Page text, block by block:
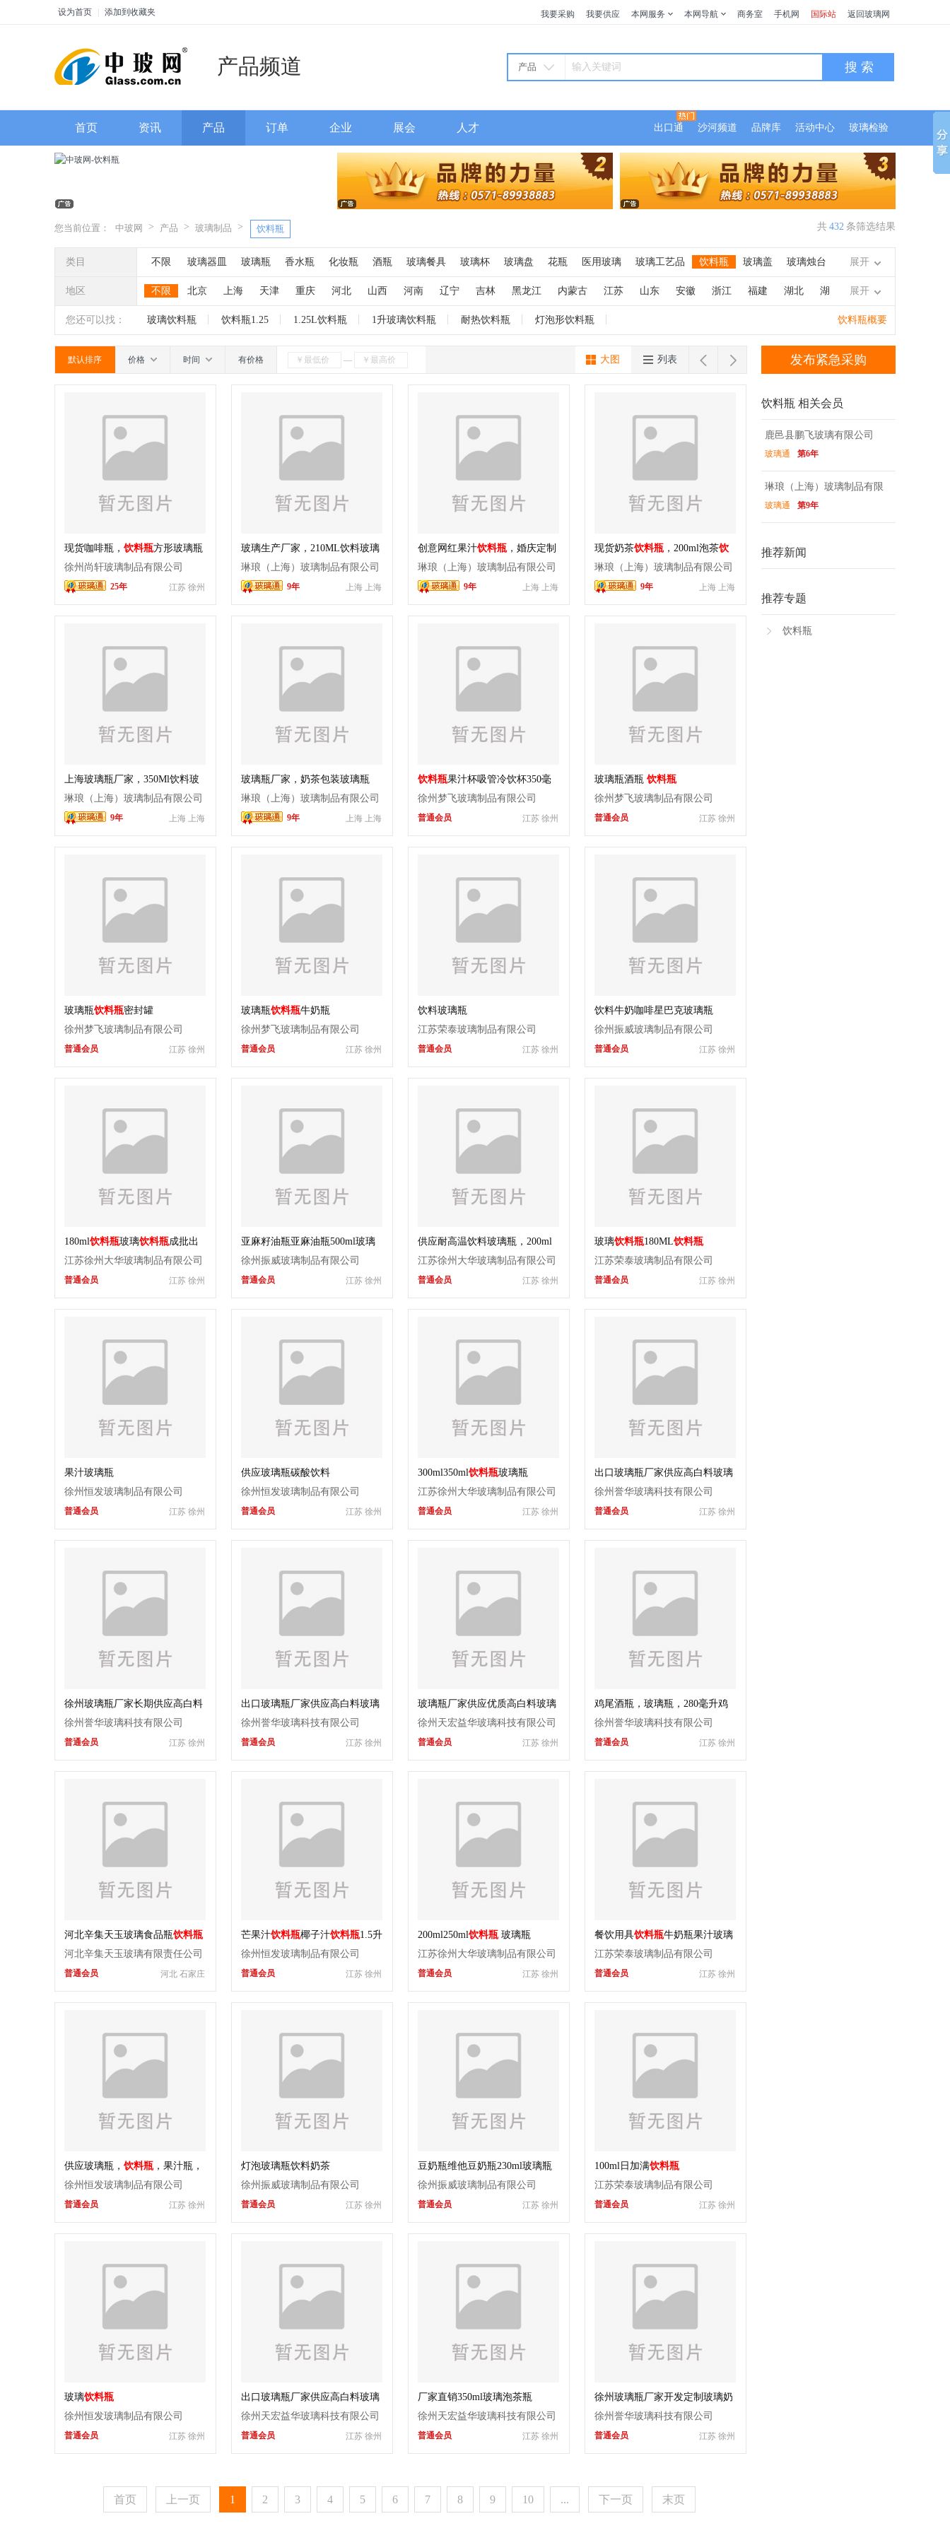
设为首页 添加到收藏夹 我要采购 我要供应 本网服务 本网导航 商务室 手机网 国际站 返回玻璃网
产品频道 产品 搜 索
首页 资讯 产品 订单 企业 展会 人才 出口通 沙河频道 品牌库 活动中心 玻璃检验
您当前位置： 中玻网 > 产品 > 玻璃制品 > 饮料瓶 共 432 条筛选结果
类目 不限 玻璃器皿 玻璃瓶 香水瓶 化妆瓶 酒瓶 玻璃餐具 玻璃杯 玻璃盘 花瓶 医用玻璃 玻璃工艺品 饮料瓶 玻璃盖 玻璃烛台
玻璃灯罩 玻璃管 玻璃灯具 玻璃制品 玻璃棒 玻璃烟灰缸 玻璃茶壶 输液瓶 药用器皿 酱菜瓶 玻璃罐 乳白瓶 杀菌玻璃 玻璃球
玻璃珠 圣诞挂件 水晶挂件 玻璃饰品 玻璃钻石 玻璃毛细管 玻璃瓶输液瓶 日用玻璃
展开
地区 不限 北京 上海 天津 重庆 河北 山西 河南 辽宁 吉林 黑龙江 内蒙古 江苏 山东 安徽 浙江 福建 湖北 湖
南 广东 广西 江西 四川 海南 云南 西藏 陕西 甘肃 青海 宁夏
展开
您还可以找： 玻璃饮料瓶 饮料瓶1.25 1.25L饮料瓶 1升玻璃饮料瓶 耐热饮料瓶 灯泡形饮料瓶 饮料瓶概要
默认排序 价格 时间 有价格 —  
大图 列表
现货咖啡瓶， 饮料瓶方形玻璃瓶
徐州尚轩玻璃制品有限公司
江苏 徐州
25年
玻璃生产厂家，210ML饮料玻璃
瓶
琳琅（上海）玻璃制品有限公司
上海 上海
9年
创意网红果汁饮料瓶 ，婚庆定制
饮料瓶 ，图案印刷饮料瓶
琳琅（上海）玻璃制品有限公司
上海 上海
9年
现货奶茶饮料瓶 ，200ml泡茶饮
料瓶 ，网红 饮料瓶
琳琅（上海）玻璃制品有限公司
上海 上海
9年
上海玻璃瓶厂家，350Ml饮料玻
璃瓶
琳琅（上海）玻璃制品有限公司
上海 上海
9年
玻璃瓶厂家，奶茶包装玻璃瓶
琳琅（上海）玻璃制品有限公司
上海 上海
9年
饮料瓶果汁杯吸管冷饮杯350毫
升竹节杯
徐州梦飞玻璃制品有限公司
江苏 徐州
普通会员
玻璃瓶酒瓶 饮料瓶
徐州梦飞玻璃制品有限公司
江苏 徐州
普通会员
玻璃瓶饮料瓶密封罐
徐州梦飞玻璃制品有限公司
江苏 徐州
普通会员
玻璃瓶饮料瓶牛奶瓶
徐州梦飞玻璃制品有限公司
江苏 徐州
普通会员
饮料玻璃瓶
江苏荣泰玻璃制品有限公司
江苏 徐州
普通会员
饮料牛奶咖啡星巴克玻璃瓶
徐州振威玻璃制品有限公司
江苏 徐州
普通会员
180ml饮料瓶玻璃饮料瓶成批出
售
江苏徐州大华玻璃制品有限公司
江苏 徐州
普通会员
亚麻籽油瓶亚麻油瓶500ml玻璃
瓶
徐州振威玻璃制品有限公司
江苏 徐州
普通会员
供应耐高温饮料玻璃瓶，200ml
饮料瓶，180ml饮料瓶，果汁玻
璃瓶，果汁瓶，果汁瓶成批出
江苏徐州大华玻璃制品有限公司
江苏 徐州
普通会员
玻璃饮料瓶180ML饮料瓶
江苏荣泰玻璃制品有限公司
江苏 徐州
普通会员
果汁玻璃瓶
徐州恒发玻璃制品有限公司
江苏 徐州
普通会员
供应玻璃瓶碳酸饮料
徐州恒发玻璃制品有限公司
江苏 徐州
普通会员
300ml350ml饮料瓶玻璃瓶
江苏徐州大华玻璃制品有限公司
江苏 徐州
普通会员
出口玻璃瓶厂家供应高白料玻璃
饮料瓶
徐州誉华玻璃科技有限公司
江苏 徐州
普通会员
徐州玻璃瓶厂家长期供应高白料
玻璃饮料瓶
徐州誉华玻璃科技有限公司
江苏 徐州
普通会员
出口玻璃瓶厂家供应高白料玻璃
奶瓶
徐州誉华玻璃科技有限公司
江苏 徐州
普通会员
玻璃瓶厂家供应优质高白料玻璃
饮料瓶
徐州天宏益华玻璃科技有限公司
江苏 徐州
普通会员
鸡尾酒瓶，玻璃瓶，280毫升鸡
尾酒瓶，磨砂鸡尾酒瓶
徐州誉华玻璃科技有限公司
江苏 徐州
普通会员
河北辛集天玉玻璃食品瓶饮料瓶
罐头瓶汽水瓶出口
河北辛集天玉玻璃有限责任公司
河北 石家庄
普通会员
芒果汁饮料瓶椰子汁饮料瓶1.5升
玻璃瓶
徐州恒发玻璃制品有限公司
江苏 徐州
普通会员
200ml250ml饮料瓶 玻璃瓶
江苏徐州大华玻璃制品有限公司
江苏 徐州
普通会员
餐饮用具饮料瓶牛奶瓶果汁玻璃
瓶
江苏荣泰玻璃制品有限公司
江苏 徐州
普通会员
供应玻璃瓶， 饮料瓶 ，果汁瓶，
汽水瓶，果醋瓶，可乐瓶
徐州恒发玻璃制品有限公司
江苏 徐州
普通会员
灯泡玻璃瓶饮料奶茶
徐州振威玻璃制品有限公司
江苏 徐州
普通会员
豆奶瓶维他豆奶瓶230ml玻璃瓶
徐州振威玻璃制品有限公司
江苏 徐州
普通会员
100ml日加满饮料瓶
江苏荣泰玻璃制品有限公司
江苏 徐州
普通会员
玻璃饮料瓶
徐州恒发玻璃制品有限公司
江苏 徐州
普通会员
出口玻璃瓶厂家供应高白料玻璃
奶瓶
徐州天宏益华玻璃科技有限公司
江苏 徐州
普通会员
厂家直销350ml玻璃泡茶瓶
徐州天宏益华玻璃科技有限公司
江苏 徐州
普通会员
徐州玻璃瓶厂家开发定制玻璃奶
瓶
徐州誉华玻璃科技有限公司
江苏 徐州
普通会员
首页 上一页 1 2 3 4 5 6 7 8 9 10 ... 下一页 末页
发布紧急采购
饮料瓶 相关会员
鹿邑县鹏飞玻璃有限公司
玻璃通 第6年
琳琅（上海）玻璃制品有限
公司
玻璃通 第9年
推荐新闻
推荐专题
饮料瓶